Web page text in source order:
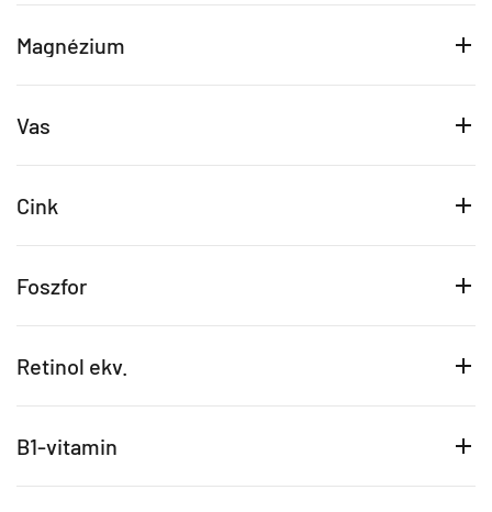
Magnézium
Vas
Cink
Foszfor
Retinol ekv.
B1-vitamin